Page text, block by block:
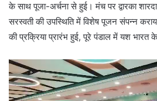
के साथ पूजा-अर्चना से हुई। मंच पर द्वारका
सरस्वती की उपस्थिति में विशेष पूजन संपन्न
की प्रक्रिया प्रारंभ हुई, पूरे पंडाल में यश